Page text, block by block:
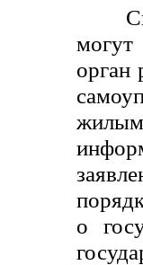
орган
о